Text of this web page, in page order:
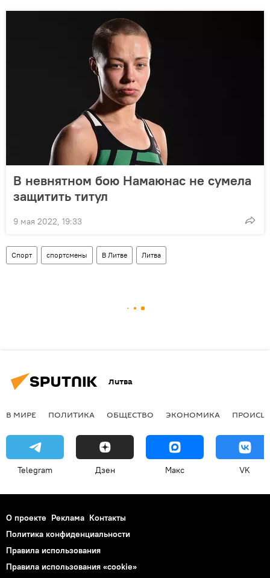
В невнятном бою Намаюнас не сумела
защитить титул
9 мая 2022, 19:33
Спорт спортсмены В Литве Литва
Литва
В МИРЕ ПОЛИТИКА ОБЩЕСТВО ЭКОНОМИКА
Telegram Дзен Макс VK
О проекте Реклама Контакты
Политика конфиденциальности
Правила использования
Правила использования «cookie»